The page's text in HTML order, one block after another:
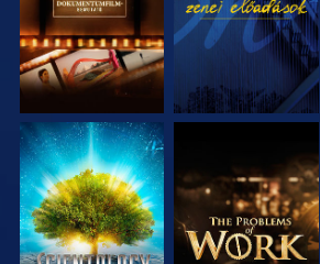
A SOROZAT
RÉSZEI
A SOROZAT
RÉSZEI